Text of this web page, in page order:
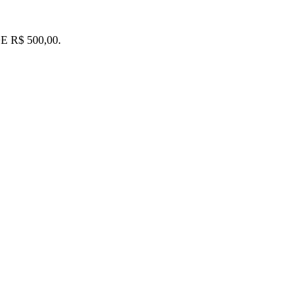
R$ 500,00.